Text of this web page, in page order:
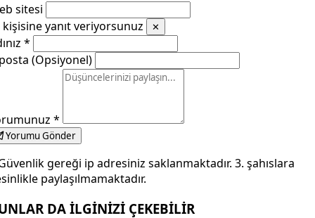
sitesi
kişisine yanıt veriyorsunuz
✕
*
(Opsiyonel)
*
Yorumu Gönder
gereği ip adresiniz saklanmaktadır. 3. şahıslara
paylaşılmamaktadır.
DA İLGİNİZİ ÇEKEBİLİR